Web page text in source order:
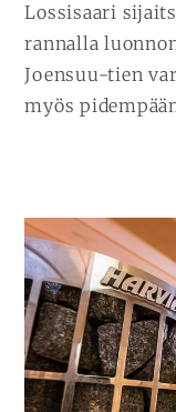
Lossisaari
rannalla
Joensuu-tien
myös